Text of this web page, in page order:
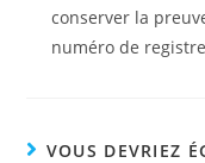
conserver la
numéro de
VOUS DEVRIEZ